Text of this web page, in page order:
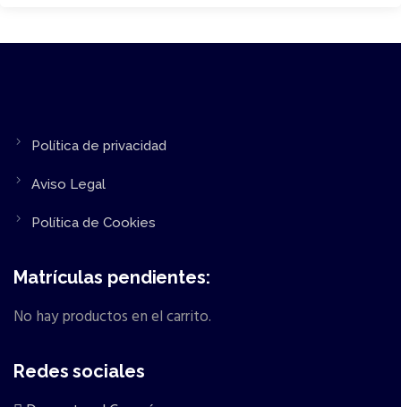
Política de privacidad
Aviso Legal
Política de Cookies
Matrículas pendientes:
No hay productos en el carrito.
Redes sociales